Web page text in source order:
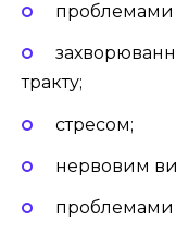
проблемами
тракту;
стресом;
нервовим
проблемами